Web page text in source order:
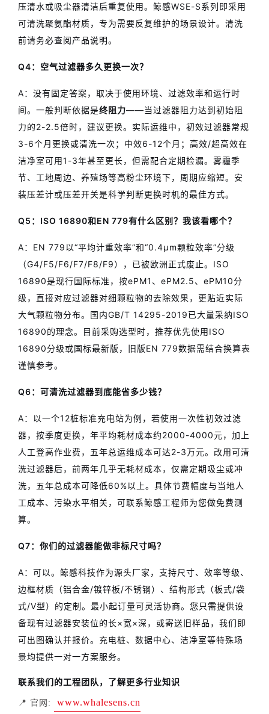
压清水或吸尘器清洁后重复使用。鲸感WSE-S系列即采用
可清洗聚氨酯材质，专为需要反复维护的场景设计。清洗
前请务必查阅产品说明。
Q4：空气过滤器多久更换一次？
A：没有固定答案，取决于使用环境、过滤效率和运行时
间。一般判断依据是终阻力——当过滤器阻力达到初始阻
力的2-2.5倍时，建议更换。实际运维中，初效过滤器常规
3-6个月更换或清洗一次；中效6-12个月；高效/超高效在
洁净室可用1-3年甚至更长，但需配合定期检漏。雾霾季
节、工地周边、养殖场等高粉尘环境下，周期应缩短。安
装压差计或压差开关是科学判断更换时机的最佳方式。
Q5：ISO 16890和EN 779有什么区别？我该看哪个？
A：EN 779以“平均计重效率”和“0.4μm颗粒效率”分级
（G4/F5/F6/F7/F8/F9），已被欧洲正式废止。ISO
16890是现行国际标准，按ePM1、ePM2.5、ePM10分
级，直接对应过滤器对细颗粒物的去除效果，更贴近实际
大气颗粒物分布。国内GB/T 14295-2019已大量采纳ISO
16890的理念。目前采购选型时，推荐优先使用ISO
16890分级或国标最新版，旧版EN 779数据需结合换算表
谨慎参考。
Q6：可清洗过滤器到底能省多少钱？
A：以一个12桩标准充电站为例，若使用一次性初效过滤
器，按季度更换，年平均耗材成本约2000-4000元，加上
人工登高作业费，五年总运维成本可达2-3万元。改用可清
洗过滤器后，前两年几乎无耗材成本，仅需定期吸尘或冲
洗，五年总成本可降低60%以上。具体节费幅度与当地人
工成本、污染水平相关，可联系鲸感工程师为您做免费测
算。
Q7：你们的过滤器能做非标尺寸吗？
A：可以。鲸感科技作为源头厂家，支持尺寸、效率等级、
边框材质（铝合金/镀锌板/不锈钢）、结构形式（板式/袋
式/V型）的定制。最小起订量可灵活协商。您只需提供设
备现有过滤器安装位的长×宽×深，或寄送旧样品，我们即
可出图确认并报价。充电桩、数据中心、洁净室等特殊场
景均提供一对一方案服务。
联系我们的工程团队，了解更多行业知识
📍 官网: www.whalesens.cn